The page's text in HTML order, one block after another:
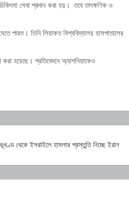
সেবা প্রদান করা হয়। তবে তাৎক্ষণিক ও
পারত। তিনি লিয়াকত বিশ্ববিদ্যালয় হাসপাতালের
করা হয়েছে। প্রতিবেদনে অ্যাপনিয়াকেও
থেকে ইসরাইলে হামলার প্রস্তুতি নিচ্ছে ইরান